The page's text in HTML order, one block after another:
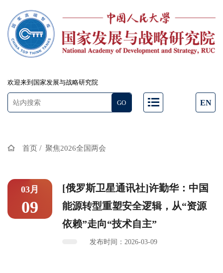
欢迎来到国家发展与战略研究院
EN
首页 / 聚焦2026全国两会
03月
09
[俄罗斯卫星通讯社]许勤华：中国
能源转型重塑安全逻辑，从“资源
依赖”走向“技术自主”
发布时间：2026-03-09